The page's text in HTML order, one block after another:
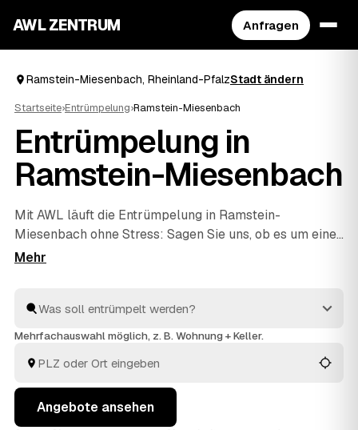
AWL ZENTRUM Anfragen
Ramstein-Miesenbach, Rheinland-PfalzStadt ändern
Startseite›Entrümpelung›Ramstein-Miesenbach
Entrümpelung in
Ramstein-Miesenbach
Mit AWL läuft die Entrümpelung in Ramstein-
Miesenbach ohne Stress: Sagen Sie uns, ob es um einen
Keller, eine ganze Wohnung, ein Haus oder eine Messie-
geprüft und aus Ihrer Nähe – von Ramstein-
Miesenbach bisLandstuhl undKaiserslautern
welches Angebot am besten passt.
Mehrfachauswahl möglich, z. B. Wohnung + Keller.
Angebote ansehen